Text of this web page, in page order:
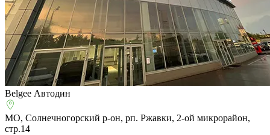
Belgee Автодин
МО, Солнечногорский р-он, рп. Ржавки, 2-ой микрорайон,
стр.14